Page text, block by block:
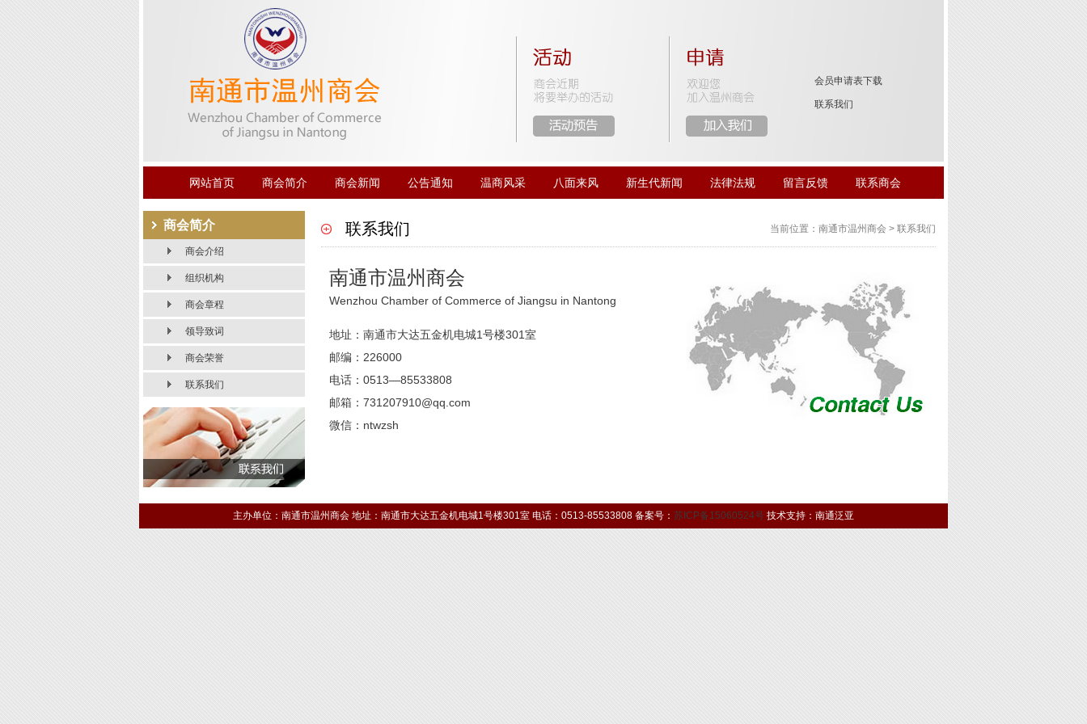
会员申请表下载
联系我们
网站首页 商会简介 商会新闻 公告通知 温商风采 八面来风 新生代新闻 法律法规 留言反馈 联系商会
商会简介
商会介绍
组织机构
商会章程
领导致词
商会荣誉
联系我们
当前位置：南通市温州商会 > 联系我们
联系我们
南通市温州商会
Wenzhou Chamber of Commerce of Jiangsu in Nantong
地址：南通市大达五金机电城1号楼301室
邮编：226000
电话：0513—85533808
邮箱：731207910@qq.com
微信：ntwzsh
主办单位：南通市温州商会 地址：南通市大达五金机电城1号楼301室 电话：0513-85533808 备案号： 苏ICP备15060524号 技术支持： 南通泛亚